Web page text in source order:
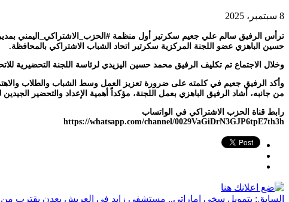
8 سبتمبر، 2025
حسين الباهزي عضو اللجنة المركزية سكرتير اتحاد الشباب الاشتراكي بالمحافظة.
وخلال الاجتماع تم تكليف الرفيق محمد حسين اليزيدي لرئاسة اللجنة التحضيرية
وأكد الرفيق جعيم في كلمته على ضرورة تعزيز العمل وسط الشباب والطلاب
من جانبه، أشاد الرفيق الباهزي بعمل اللجنة، مؤكداً أهمية الإعداد والتحضير
رابط قناة الحزب الاشتراكي في الواتساب
https://whatsapp.com/channel/0029VaGiDrN3GJP6tpE7th3h
السابق: بتمويل سخي إماراتي.. مستشفى زايد في العريش بعدن يقترب من